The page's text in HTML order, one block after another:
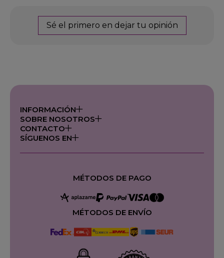
Sé el primero en dejar tu opinión
INFORMACIÓN
SOBRE NOSOTROS
CONTACTO
SÍGUENOS EN
MÉTODOS DE PAGO
MÉTODOS DE ENVÍO